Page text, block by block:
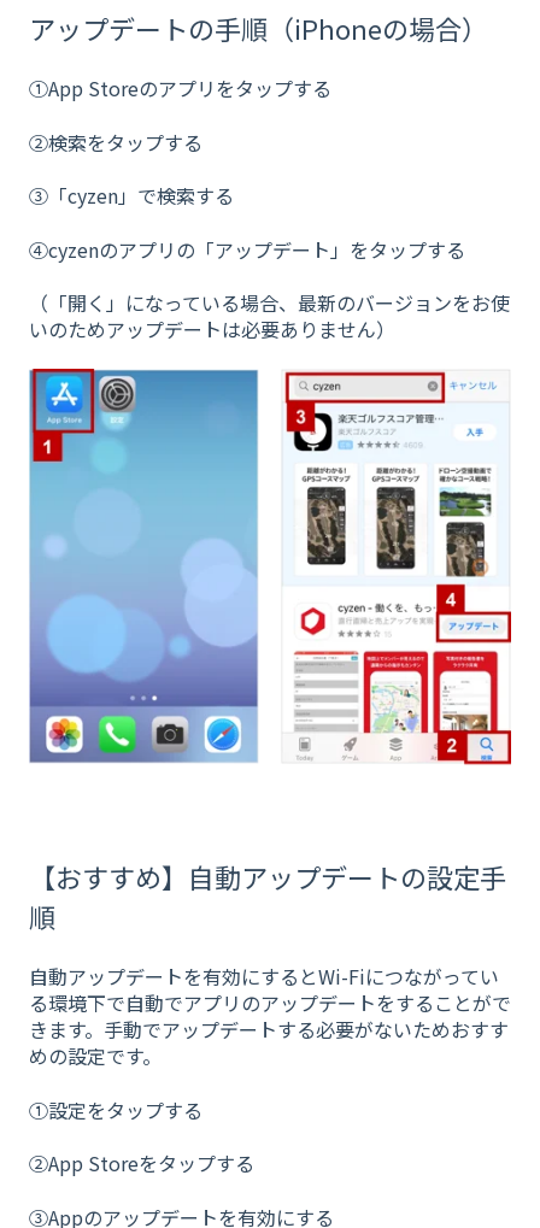
アップデートの手順（iPhoneの場合）
①App Storeのアプリをタップする
②検索をタップする
③「cyzen」で検索する
④cyzenのアプリの「アップデート」をタップする
（「開く」になっている場合、最新のバージョンをお使
いのためアップデートは必要ありません）
【おすすめ】自動アップデートの設定手
順
自動アップデートを有効にするとWi-Fiにつながってい
る環境下で自動でアプリのアップデートをすることがで
きます。手動でアップデートする必要がないためおすす
めの設定です。
①設定をタップする
②App Storeをタップする
③Appのアップデートを有効にする